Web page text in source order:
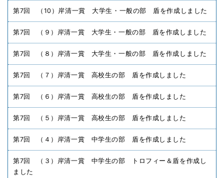
第7回 （10）岸清一賞 大学生・一般の部 盾を作成しました
第7回 （９）岸清一賞 大学生・一般の部 盾を作成しました
第7回 （８）岸清一賞 大学生・一般の部 盾を作成しました
第7回 （７）岸清一賞 高校生の部 盾を作成しました
第7回 （６）岸清一賞 高校生の部 盾を作成しました
第7回 （５）岸清一賞 高校生の部 盾を作成しました
第7回 （４）岸清一賞 中学生の部 盾を作成しました
第7回 （３）岸清一賞 中学生の部 トロフィー＆盾を作成し
ました